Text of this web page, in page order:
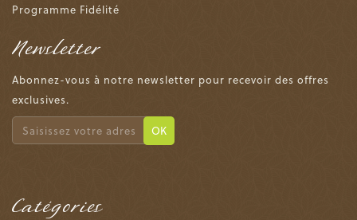
Programme Fidélité
Newsletter
Abonnez-vous à notre newsletter pour recevoir des offres
exclusives.
OK
Catégories